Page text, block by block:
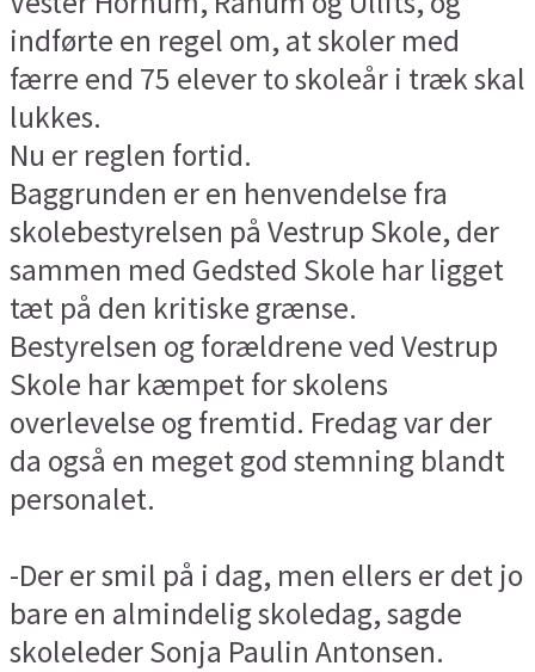
indførte en regel om, at skoler med
færre end 75 elever to skoleår i træk skal
lukkes.
Nu er reglen fortid.
Baggrunden er en henvendelse fra
skolebestyrelsen på Vestrup Skole, der
sammen med Gedsted Skole har ligget
tæt på den kritiske grænse.
Bestyrelsen og forældrene ved Vestrup
Skole har kæmpet for skolens
overlevelse og fremtid. Fredag var der
da også en meget god stemning blandt
personalet.
-Der er smil på i dag, men ellers er det jo
bare en almindelig skoledag, sagde
skoleleder Sonja Paulin Antonsen.